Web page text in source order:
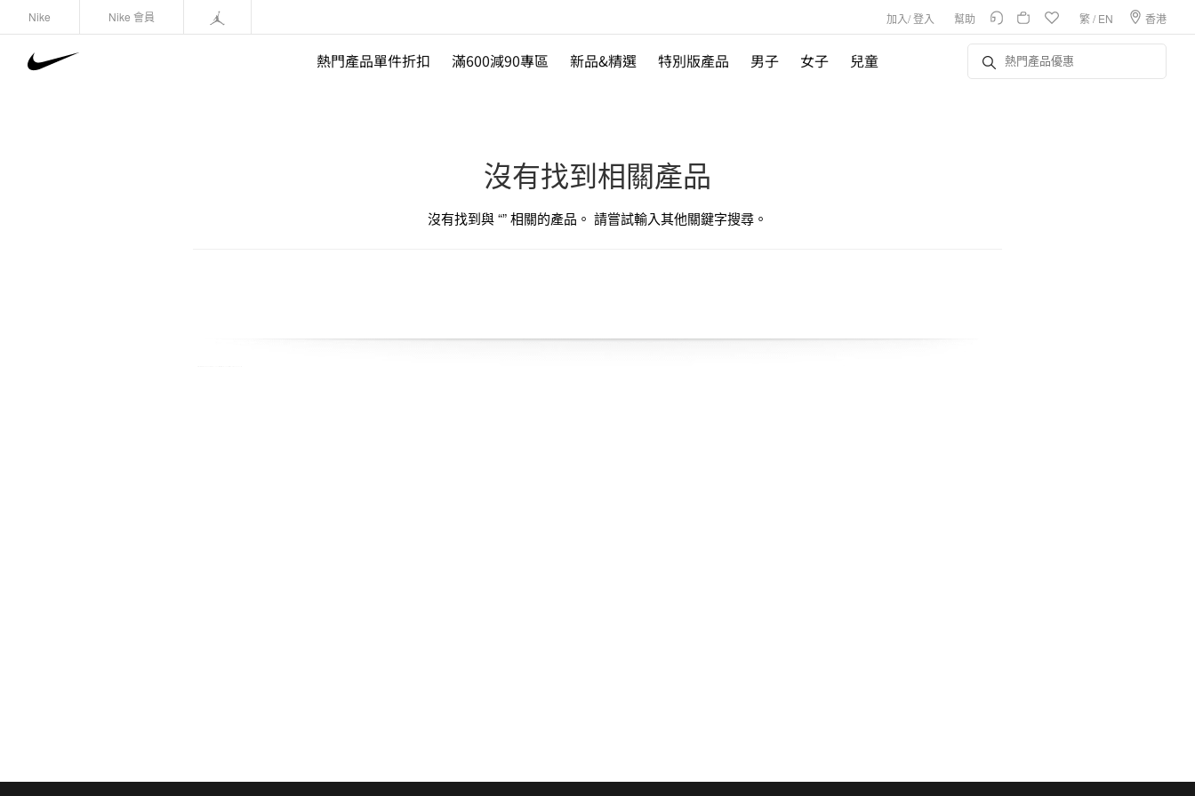
Nike Nike 會員 加入/登入 幫助 繁/ EN 香港
熱門產品單件折扣 滿600減90專區 新品&精選 特別版產品 男子 女子 兒童
沒有找到相關產品
沒有找到與 “” 相關的產品。 請嘗試輸入其他關鍵字搜尋。